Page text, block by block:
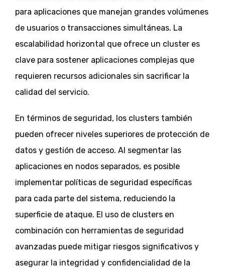
para aplicaciones que manejan grandes volúmenes
de usuarios o transacciones simultáneas. La
escalabilidad horizontal que ofrece un cluster es
clave para sostener aplicaciones complejas que
requieren recursos adicionales sin sacrificar la
calidad del servicio.
En términos de seguridad, los clusters también
pueden ofrecer niveles superiores de protección de
datos y gestión de acceso. Al segmentar las
aplicaciones en nodos separados, es posible
implementar políticas de seguridad específicas
para cada parte del sistema, reduciendo la
superficie de ataque. El uso de clusters en
combinación con herramientas de seguridad
avanzadas puede mitigar riesgos significativos y
asegurar la integridad y confidencialidad de la